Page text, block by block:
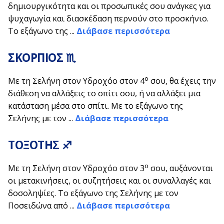
δημιουργικότητα και οι προσωπικές σου ανάγκες για
ψυχαγωγία και διασκέδαση περνούν στο προσκήνιο.
Το εξάγωνο της ... Διάβασε περισσότερα
ΣΚΟΡΠΙΟΣ ♏
Με τη Σελήνη στον Υδροχόο στον 4ο σου, θα έχεις την
διάθεση να αλλάξεις το σπίτι σου, ή να αλλάξει μια
κατάσταση μέσα στο σπίτι. Με το εξάγωνο της
Σελήνης με τον ... Διάβασε περισσότερα
ΤΟΞΟΤΗΣ ♐
Με τη Σελήνη στον Υδροχόο στον 3ο σου, αυξάνονται
οι μετακινήσεις, οι συζητήσεις και οι συναλλαγές και
δοσοληψίες. Το εξάγωνο της Σελήνης με τον
Ποσειδώνα από ... Διάβασε περισσότερα